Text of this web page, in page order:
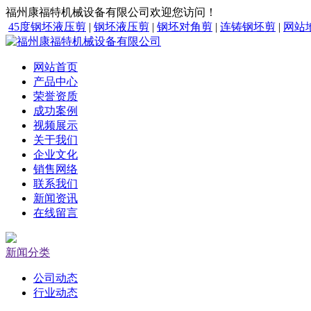
福州康福特机械设备有限公司欢迎您访问！
45度钢坯液压剪 | 钢坯液压剪 | 钢坯对角剪 | 连铸钢坯剪 | 网站
网站首页
产品中心
荣誉资质
成功案例
视频展示
关于我们
企业文化
销售网络
联系我们
新闻资讯
在线留言
新闻分类
公司动态
行业动态